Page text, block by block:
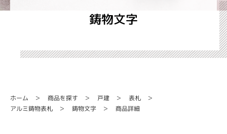
鋳物文字
ホーム 商品を探す 戸建 表札
アルミ鋳物表札 鋳物文字 商品詳細